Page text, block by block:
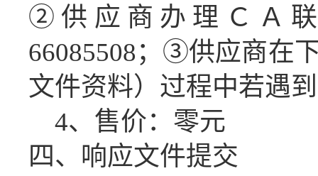
②供应商办理ＣＡ联
66085508；③供应商在
文件资料）过程中若遇
4、售价：零元
四、响应文件提交